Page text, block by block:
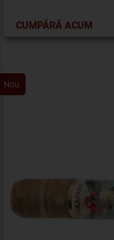
CUMPĂRĂ ACUM
Nou